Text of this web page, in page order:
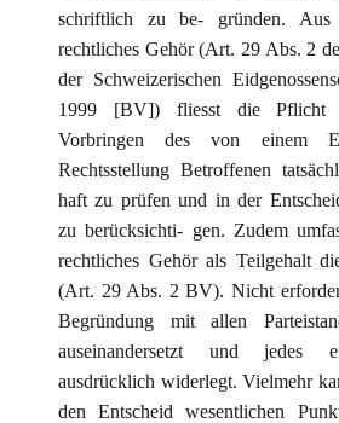
schriftlich zu be- gründen.
rechtliches Gehör (Art. 29 Abs. 2
der Schweizerischen
1999 [BV]) fliesst die Pflicht
Vorbringen des von einem
Rechtsstellung Betroffenen
haft zu prüfen und in der
zu berücksichti- gen. Zudem
rechtliches Gehör als Teilgehalt
(Art. 29 Abs. 2 BV). Nicht
Begründung mit allen
auseinandersetzt und jedes
ausdrücklich widerlegt. Vielmehr
den Entscheid wesentlichen